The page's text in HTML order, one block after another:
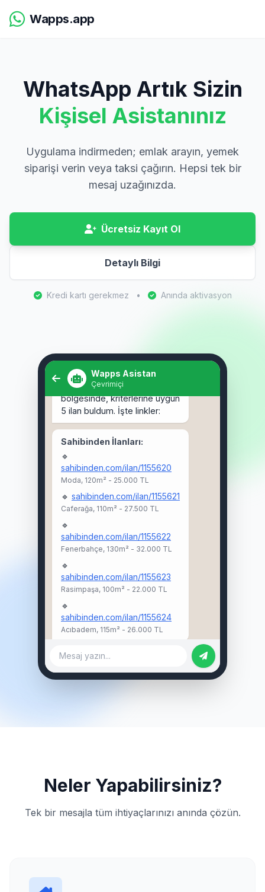
Wapps.app
WhatsApp Artık Sizin
Kişisel Asistanınız
Uygulama indirmeden; emlak arayın, yemek
siparişi verin veya taksi çağırın. Hepsi tek bir
mesaj uzağınızda.
Ücretsiz Kayıt Ol
Detaylı Bilgi
Kredi kartı gerekmez • Anında aktivasyon
Wapps Asistan
Çevrimiçi
ev arıyorum. 🏠
Selam Ahmet! 👋 Kadıköy
bölgesinde, kriterlerine uygun
5 ilan buldum. İşte linkler:
Sahibinden İlanları:
🔹
sahibinden.com/ilan/1155620
Moda, 120m² - 25.000 TL
🔹 sahibinden.com/ilan/1155621
Caferağa, 110m² - 27.500 TL
🔹
sahibinden.com/ilan/1155622
Fenerbahçe, 130m² - 32.000 TL
🔹
sahibinden.com/ilan/1155623
Rasimpaşa, 100m² - 22.000 TL
🔹
sahibinden.com/ilan/1155624
Acıbadem, 115m² - 26.000 TL
Mesaj yazın...
Neler Yapabilirsiniz?
Tek bir mesajla tüm ihtiyaçlarınızı anında çözün.